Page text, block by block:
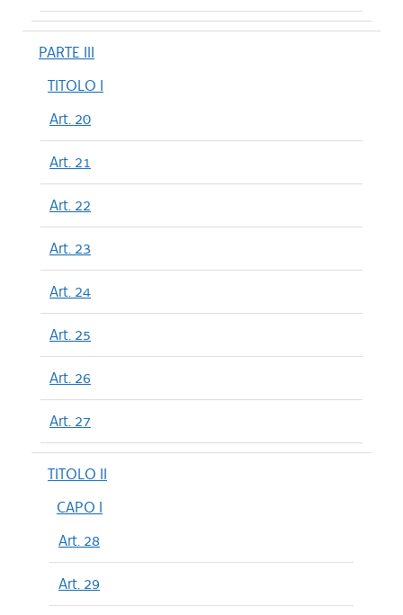
PARTE III
TITOLO I
Art. 20
Art. 21
Art. 22
Art. 23
Art. 24
Art. 25
Art. 26
Art. 27
TITOLO II
CAPO I
Art. 28
Art. 29